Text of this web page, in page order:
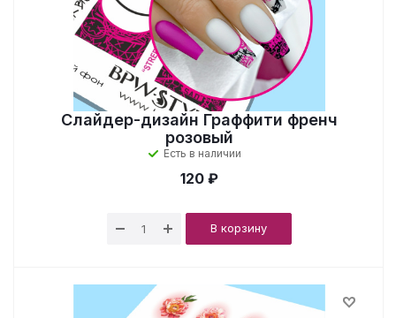
Слайдер-дизайн Граффити френч
розовый
Есть в наличии
120 ₽
В корзину